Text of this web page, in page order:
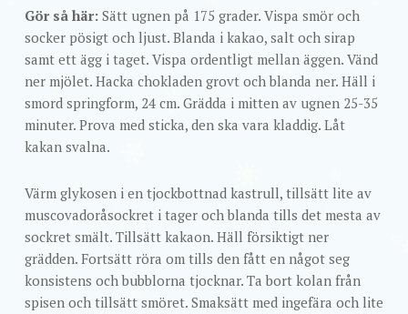
Gör så här: Sätt ugnen på 175 grader. Vispa smör och
socker pösigt och ljust. Blanda i kakao, salt och sirap
samt ett ägg i taget. Vispa ordentligt mellan äggen. Vänd
ner mjölet. Hacka chokladen grovt och blanda ner. Häll i
smord springform, 24 cm. Grädda i mitten av ugnen 25-35
minuter. Prova med sticka, den ska vara kladdig. Låt
kakan svalna.
Värm glykosen i en tjockbottnad kastrull, tillsätt lite av
muscovadoråsockret i tager och blanda tills det mesta av
sockret smält. Tillsätt kakaon. Häll försiktigt ner
grädden. Fortsätt röra om tills den fått en något seg
konsistens och bubblorna tjocknar. Ta bort kolan från
spisen och tillsätt smöret. Smaksätt med ingefära och lite